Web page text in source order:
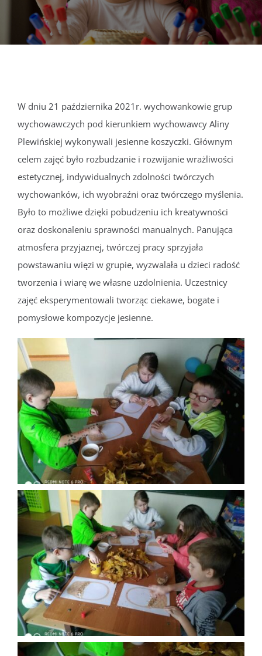
DOKUMENTY
PROJEKTY
KONTAKT
W dniu 21 października 2021r. wychowankowie grup
wychowawczych pod kierunkiem wychowawcy Aliny
Plewińskiej wykonywali jesienne koszyczki. Głównym
celem zajęć było rozbudzanie i rozwijanie wrażliwości
estetycznej, indywidualnych zdolności twórczych
wychowanków, ich wyobraźni oraz twórczego myślenia.
Było to możliwe dzięki pobudzeniu ich kreatywności
oraz doskonaleniu sprawności manualnych. Panująca
atmosfera przyjaznej, twórczej pracy sprzyjała
powstawaniu więzi w grupie, wyzwalała u dzieci radość
tworzenia i wiarę we własne uzdolnienia. Uczestnicy
zajęć eksperymentowali tworząc ciekawe, bogate i
pomysłowe kompozycje jesienne.